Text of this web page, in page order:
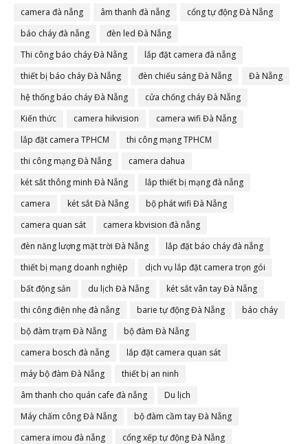
camera đà nẵng
âm thanh đà nẵng
cổng tự động Đà Nẵng
báo cháy đà nẵng
đèn led Đà Nẵng
Thi công báo cháy Đà Nẵng
lắp đặt camera đà nẵng
thiết bị báo cháy Đà Nẵng
đèn chiếu sáng Đà Nẵng
Đà Nẵng
hệ thống báo cháy Đà Nẵng
cửa chống cháy Đà Nẵng
Kiến thức
camera hikvision
camera wifi Đà Nẵng
lắp đặt camera TPHCM
thi công mạng TPHCM
thi công mạng Đà Nẵng
camera dahua
két sắt thông minh Đà Nẵng
lắp thiết bị mạng đà nẵng
camera
két sắt Đà Nẵng
bộ phát wifi Đà Nẵng
camera quan sát
camera kbvision đà nẵng
đèn năng lượng mặt trời Đà Nẵng
lắp đặt báo cháy đà nẵng
thiết bị mạng doanh nghiệp
dịch vụ lắp đặt camera trọn gói
bất động sản
du lịch Đà Nẵng
két sắt vân tay Đà Nẵng
thi công điện nhẹ đà nẵng
barie tự động Đà Nẵng
báo cháy
bộ đàm trạm Đà Nẵng
bộ đàm Đà Nẵng
camera bosch đà nẵng
lắp đặt camera quan sát
máy bộ đàm Đà Nẵng
thiết bị an ninh
âm thanh cho quán cafe đà nẵng
Du lịch
Máy chấm công Đà Nẵng
bộ đàm cầm tay Đà Nẵng
camera imou đà nẵng
cổng xếp tự động Đà Nẵng